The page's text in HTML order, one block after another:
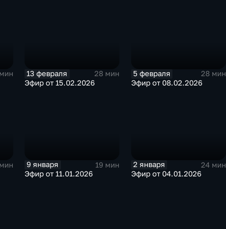
13 февраля
28 мин
Эфир от 15.02.2026
5 февраля
28 мин
Эфир от 08.02.2026
9 января
19 мин
Эфир от 11.01.2026
2 января
24 мин
Эфир от 04.01.2026